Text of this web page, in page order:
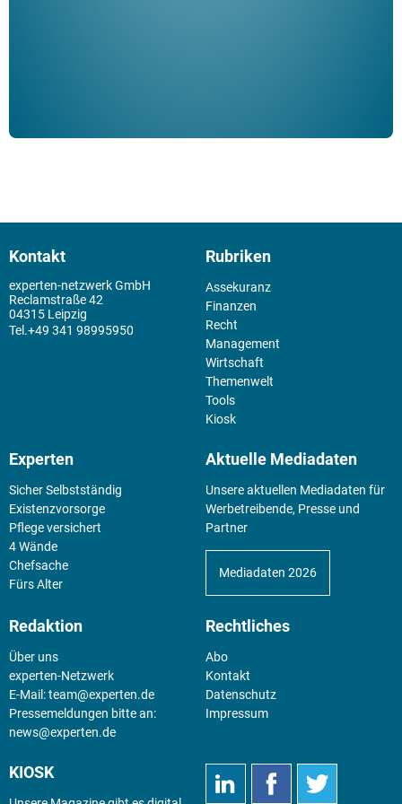
Kontakt
experten-netzwerk GmbH
Reclamstraße 42
04315 Leipzig
+49 341 98995950
Rubriken
Assekuranz
Finanzen
Recht
Management
Wirtschaft
Themenwelt
Tools
Kiosk
Experten
Sicher Selbstständig
Existenz­vorsorge
Pflege versichert
4 Wände
Chefsache
Fürs Alter
Aktuelle Mediadaten
Unsere aktuellen Mediadaten für
Werbetreibende, Presse und
Partner
Mediadaten 2026
Redaktion
Über uns
experten-Netzwerk
E-Mail:team@experten.de
Pressemeldungen bitte an:
news@experten.de
Rechtliches
Abo
Kontakt
Datenschutz
Impressum
KIOSK